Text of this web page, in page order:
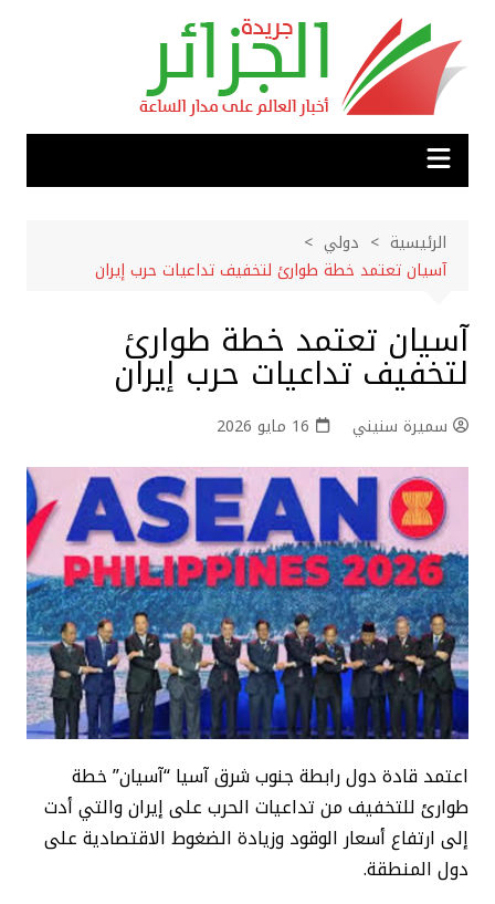
المحتوى
الرئيسية
دولي
آسيان تعتمد خطة طوارئ لتخفيف تداعيات حرب إيران
آسيان تعتمد خطة طوارئ
لتخفيف تداعيات حرب إيران
سميرة سنيني 16 مايو 2026
اعتمد قادة دول رابطة جنوب شرق آسيا “آسيان” خطة
طوارئ للتخفيف من تداعيات الحرب على إيران والتي أدت
إلى ارتفاع أسعار الوقود وزيادة الضغوط الاقتصادية على
دول المنطقة.